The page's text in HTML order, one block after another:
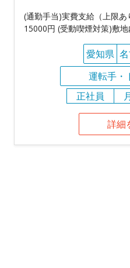
(通勤手当)実費支給（上限
15000円 (受動喫煙対策)敷
愛知県
運転手・
正社員
詳細